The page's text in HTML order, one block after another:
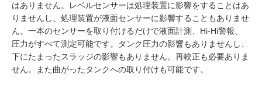
はありません。レベルセンサーは処理装置に影響をすることはあ
りませんし、処理装置が液面センサーに影響することもありませ
ん。一本のセンサーを取り付けるだけで液面計測、Hi-Hi警報、
圧力がすべて測定可能です。タンク圧力の影響もありませんし、
下にたまったスラッジの影響もありません。再較正も必要ありま
せん。また曲がったタンクへの取り付けも可能です。